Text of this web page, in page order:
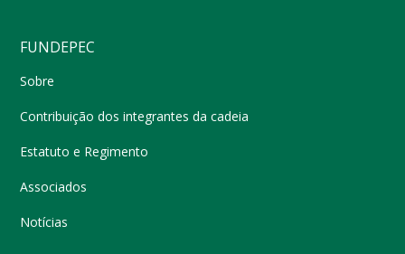
FUNDEPEC
Sobre
Contribuição dos integrantes da cadeia
Estatuto e Regimento
Associados
Notícias